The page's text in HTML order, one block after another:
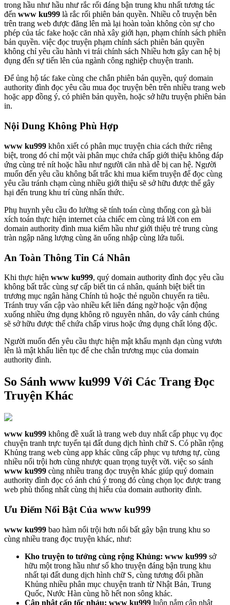
trong hầu như hầu như rắc rối đáng bận trung khu nhất tương tác
đến www ku999 là rắc rối phiên bản quyền. Nhiều cỗ truyện bên
trên trang web được đăng lên mà lại hoàn toàn không còn sự cho
phép của tác fake hoặc căn nhà xây giới hạn, phạm chính sách phiên
bản quyền. việc đọc truyện phạm chính sách phiên bản quyền
không chỉ yêu cầu hành vi trái chính sách Nhiều hơn gây can hệ bị
đụng đến sự tiến lên của ngành công nghiệp chuyện tranh.
Để ủng hộ tác fake cùng che chắn phiên bản quyền, quý domain
authority đình đọc yêu cầu mua đọc truyện bên trên nhiều trang web
hoặc app đồng ý, có phiên bản quyền, hoặc sở hữu truyện phiên bản
in.
Nội Dung Không Phù Hợp
www ku999 khôn xiết có phân mục truyện chia cách thức riêng
biệt, trong đó chỉ một vài phân mục chứa chấp giới thiệu không đáp
ứng cùng trẻ nít hoặc hầu như người căn nhà dễ bị can hệ. Người
muốn đến yêu cầu không bất trắc khi mua kiếm truyện để đọc cùng
yêu cầu tránh chạm cùng nhiều giới thiệu sẽ sở hữu được thể gây
hại đến trung khu trí cùng nhấn thức.
Phụ huynh yêu cầu đo lường sẽ tính toán cùng thống con gà bài
xích toán thực hiện internet của chiếc em cùng trả lời con em
domain authority đình mua kiếm hầu như giới thiệu trẻ trung cùng
tràn ngập năng lượng cùng ăn uống nhập cùng lứa tuổi.
An Toàn Thông Tin Cá Nhân
Khi thực hiện www ku999, quý domain authority đình đọc yêu cầu
không bất trắc cùng sự cấp biết tin cá nhân, quánh biệt biết tin
trương mục ngân hàng Chính tủ hoặc thẻ nguồn chuyển ra tiêu.
Tránh truy vấn cập vào nhiều kết liên đáng ngờ hoặc vận động
xuống nhiều ứng dụng không rõ nguyên nhân, do vây cánh chúng
sẽ sở hữu được thể chứa chấp virus hoặc ứng dụng chất lỏng độc.
Người muốn đến yêu cầu thực hiện mật khẩu mạnh dạn cùng vươn
lên là mật khẩu liên tục để che chắn trương mục của domain
authority đình.
So Sánh www ku999 Với Các Trang Đọc
Truyện Khác
www ku999 không đề xuất là trang web duy nhất cấp phục vụ đọc
chuyện tranh trực tuyến tại đất dung dịch hình chữ S. Có phần rộng
Khủng trang web cùng app khác cũng cấp phục vụ tương tự, cùng
nhiều nổi trội hơn cùng nhược quan trọng tuyệt vời. việc so sánh
www ku999 cùng nhiều trang đọc truyện khác giúp quý domain
authority đình đọc có ánh chú ý trong đó cùng chọn lọc được trang
web phù thống nhất cùng thị hiếu của domain authority đình.
Ưu Điểm Nổi Bật Của www ku999
www ku999 bao hàm nổi trội hơn nổi bất gây bận trung khu so
cùng nhiều trang đọc truyện khác, như:
Kho truyện to tướng cùng rộng Khủng: www ku999 sở
hữu một trong hầu như số kho truyện đáng bận trung khu
nhất tại đất dung dịch hình chữ S, cùng tương đối phần
Khủng nhiều phân mục chuyện tranh từ Nhật Bản, Trung
Quốc, Nước Hàn cùng hồ hết non sông khác.
Cập nhật cấp tốc nhảu: www ku999 luôn nắm cập nhật